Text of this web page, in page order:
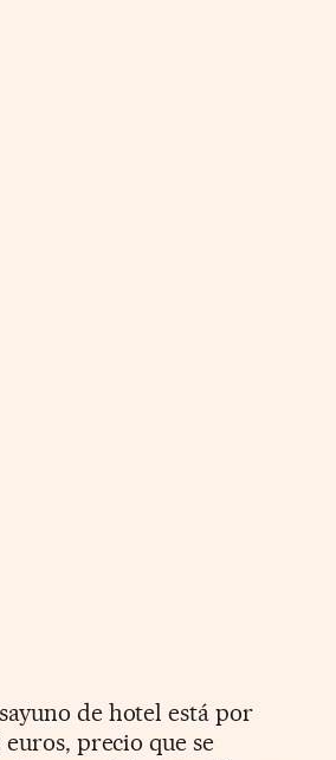
de hotel está por
precio que se